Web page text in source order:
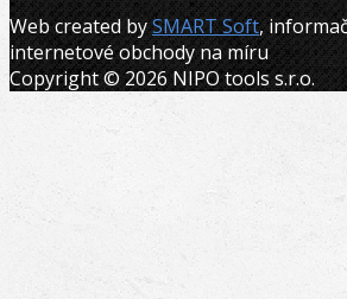
Web created bySMART Soft,
internetové obchody na míru
Copyright © 2026 NIPO tools s.r.o.